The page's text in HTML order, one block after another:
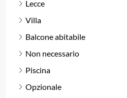
Lecce
Villa
Balcone abitabile
Non necessario
Piscina
Opzionale